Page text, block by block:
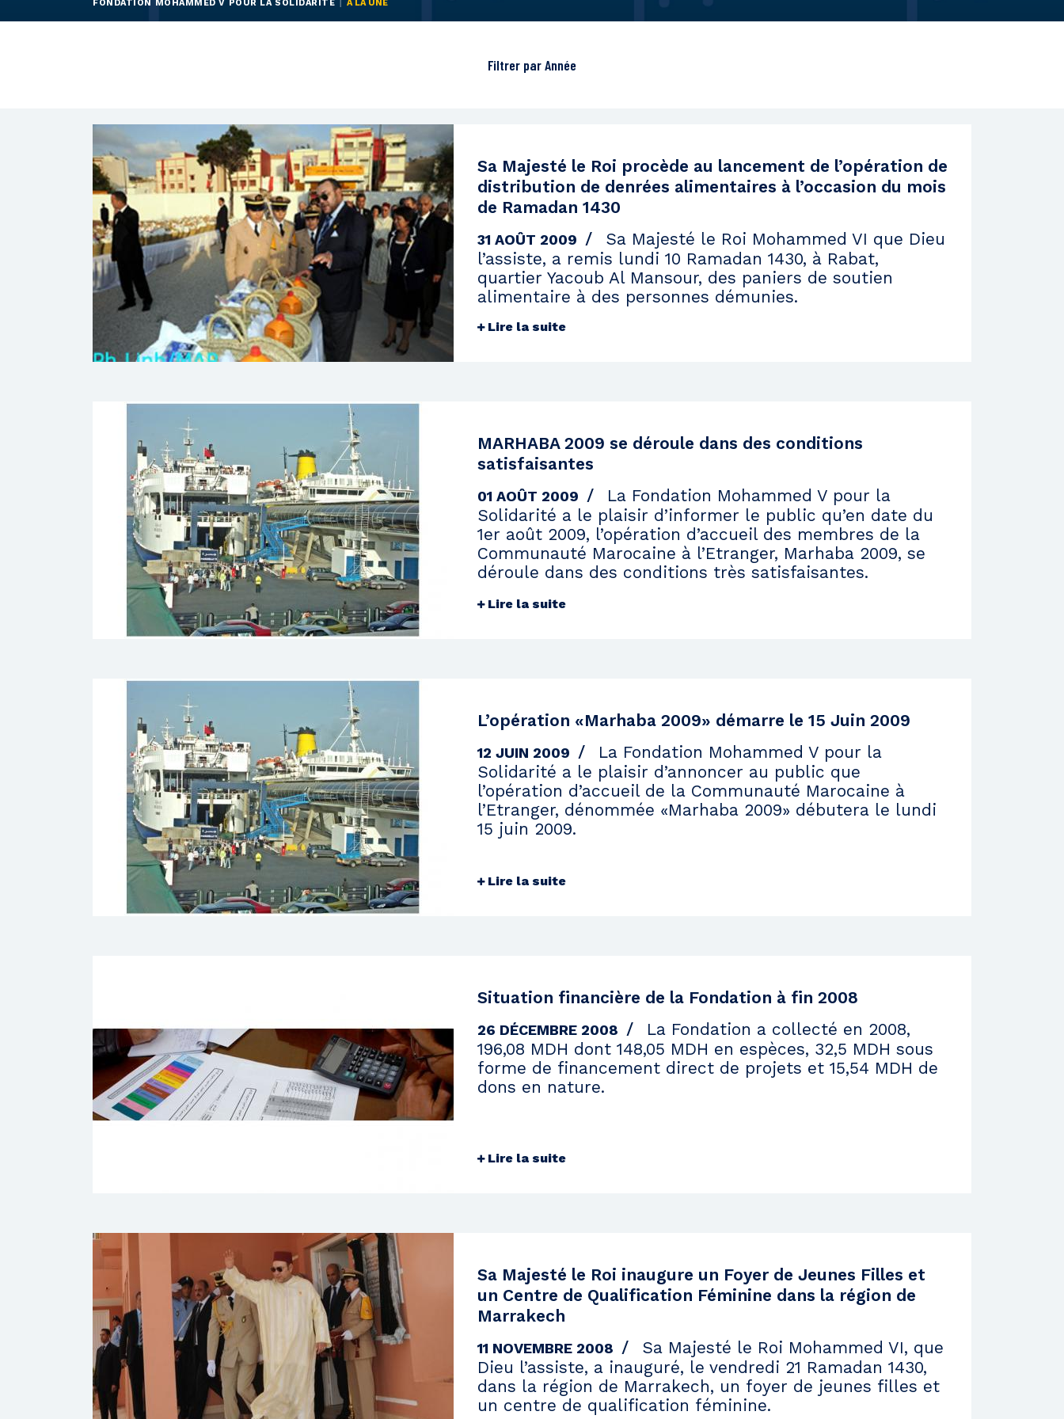
FONDATION MOHAMMED V POUR LA SOLIDARITÉ À LA UNE
Filtrer parAnnée
Sa Majesté le Roi procède au lancement de l’opération de
distribution de denrées alimentaires à l’occasion du mois
de Ramadan 1430
31 AOÛT 2009
Sa Majesté le Roi Mohammed VI que Dieu
l’assiste, a remis lundi 10 Ramadan 1430, à Rabat,
quartier Yacoub Al Mansour, des paniers de soutien
alimentaire à des personnes démunies.
Lire la suite
MARHABA 2009 se déroule dans des conditions
satisfaisantes
01 AOÛT 2009
La Fondation Mohammed V pour la
Solidarité a le plaisir d’informer le public qu’en date du
1er août 2009, l’opération d’accueil des membres de la
Communauté Marocaine à l’Etranger, Marhaba 2009, se
déroule dans des conditions très satisfaisantes.
Lire la suite
L’opération «Marhaba 2009» démarre le 15 Juin 2009
12 JUIN 2009
La Fondation Mohammed V pour la
Solidarité a le plaisir d’annoncer au public que
l’opération d’accueil de la Communauté Marocaine à
l’Etranger, dénommée «Marhaba 2009» débutera le lundi
15 juin 2009.
Lire la suite
Situation financière de la Fondation à fin 2008
26 DÉCEMBRE 2008
La Fondation a collecté en 2008,
196,08 MDH dont 148,05 MDH en espèces, 32,5 MDH sous
forme de financement direct de projets et 15,54 MDH de
dons en nature.
Lire la suite
Sa Majesté le Roi inaugure un Foyer de Jeunes Filles et
un Centre de Qualification Féminine dans la région de
Marrakech
11 NOVEMBRE 2008
Sa Majesté le Roi Mohammed VI, que
Dieu l’assiste, a inauguré, le vendredi 21 Ramadan 1430,
dans la région de Marrakech, un foyer de jeunes filles et
un centre de qualification féminine.